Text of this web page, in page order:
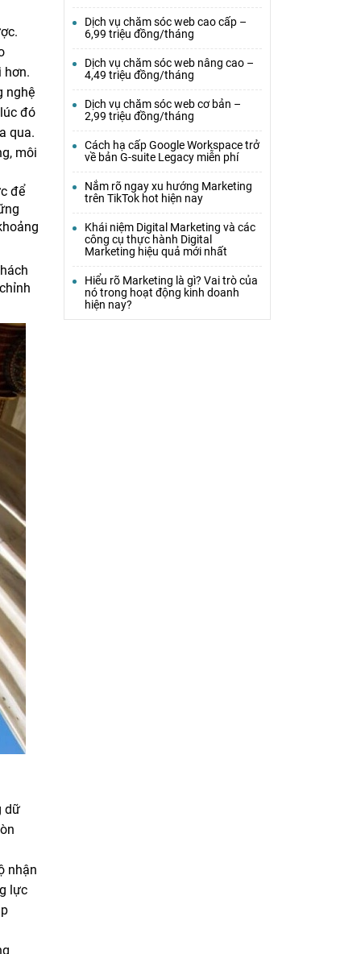
hơn.
nghệ
đó
qua.
môi
để
dữ
nhận
lực
Dịch vụ chăm sóc web cao cấp –
6,99 triệu đồng/tháng
Dịch vụ chăm sóc web nâng cao –
4,49 triệu đồng/tháng
Dịch vụ chăm sóc web cơ bản –
2,99 triệu đồng/tháng
Cách hạ cấp Google Workspace trở
về bản G-suite Legacy miễn phí
Nắm rõ ngay xu hướng Marketing
trên TikTok hot hiện nay
Khái niệm Digital Marketing và các
công cụ thực hành Digital
Marketing hiệu quả mới nhất
Hiểu rõ Marketing là gì? Vai trò của
nó trong hoạt động kinh doanh
hiện nay?